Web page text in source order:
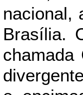
nacional,
Brasília.